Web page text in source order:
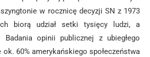
w rocznicę decyzji SN z 1973
biorą udział setki tysięcy ludzi, a
Badania opinii publicznej z ubiegłego
ok. 60% amerykańskiego społeczeństwa